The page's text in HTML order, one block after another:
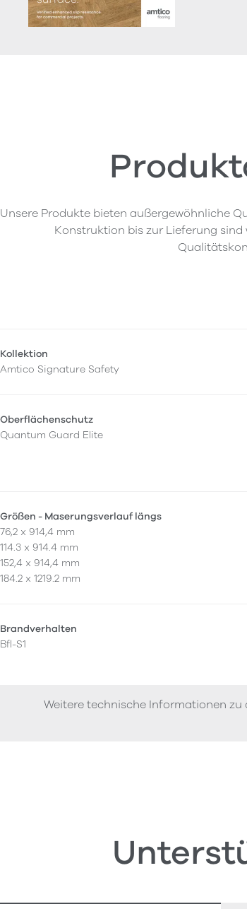
Unsere Produkte bieten außergewöhnliche
Konstruktion bis zur Lieferung
Kollektion
Amtico Signature Safety
Oberflächenschutz
Quantum Guard Elite
Größen - Maserungsverlauf längs
76,2 x 914,4 mm
114.3 x 914.4 mm
152,4 x 914,4 mm
184.2 x 1219.2 mm
Brandverhalten
Bfl-S1
Weitere technische Informationen